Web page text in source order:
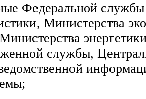
Федеральной службы
Министерства
службы,